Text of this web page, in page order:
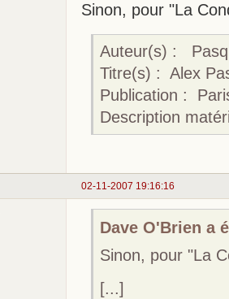
Sinon, pour "La
Auteur(s) :
Titre(s) : Alex
Publication :
Description
02-11-2007 19:16:16
Dave O'Brien a
Sinon, pour "La
[...]